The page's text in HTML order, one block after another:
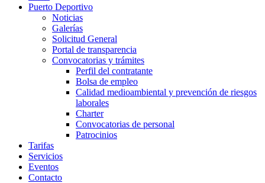
Puerto Deportivo
Noticias
Galerías
Solicitud General
Portal de transparencia
Convocatorias y trámites
Perfil del contratante
Bolsa de empleo
Calidad medioambiental y prevención de riesgos
laborales
Charter
Convocatorias de personal
Patrocinios
Tarifas
Servicios
Eventos
Contacto